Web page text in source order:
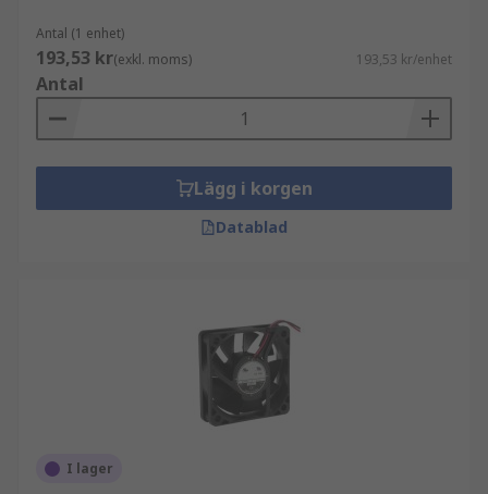
Antal (1 enhet)
193,53 kr(exkl. moms) 193,53 kr/enhet
Antal
Lägg i korgen
Datablad
I lager